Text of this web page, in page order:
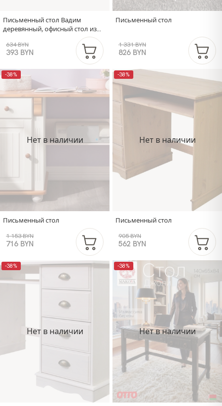
Письменный стол Вадим
деревянный, офисный стол из
634 BYN
393 BYN
Письменный стол
1 331 BYN
826 BYN
Нет в наличии
-38%
Письменный стол
1 153 BYN
716 BYN
Нет в наличии
-38%
Письменный стол
905 BYN
562 BYN
Нет в наличии
-38%
Нет в наличии
-38%